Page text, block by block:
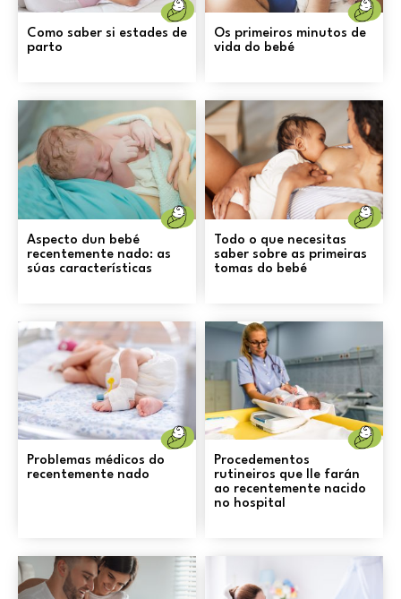
Nacemento
Como saber si estades de
parto
Os primeiros minutos de
vida do bebé
Nacemento
Aspecto dun bebé
recentemente nado: as
súas características
Todo o que necesitas
saber sobre as primeiras
tomas do bebé
Nacemento
Problemas médicos do
recentemente nado
Procedementos
rutineiros que lle farán
ao recentemente nacido
no hospital